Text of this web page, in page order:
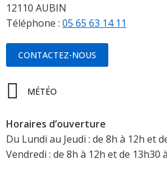
12110 AUBIN
Téléphone : 05 65 63 14 11
CONTACTEZ-NOUS
MÉTÉO
Horaires d’ouverture
Du Lundi au Jeudi : de 8h à 12h et
Vendredi : de 8h à 12h et de 13h30